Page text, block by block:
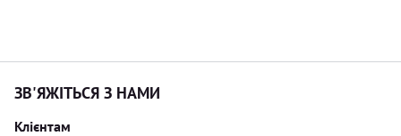
ЗВ'ЯЖІТЬСЯ З НАМИ
Клієнтам